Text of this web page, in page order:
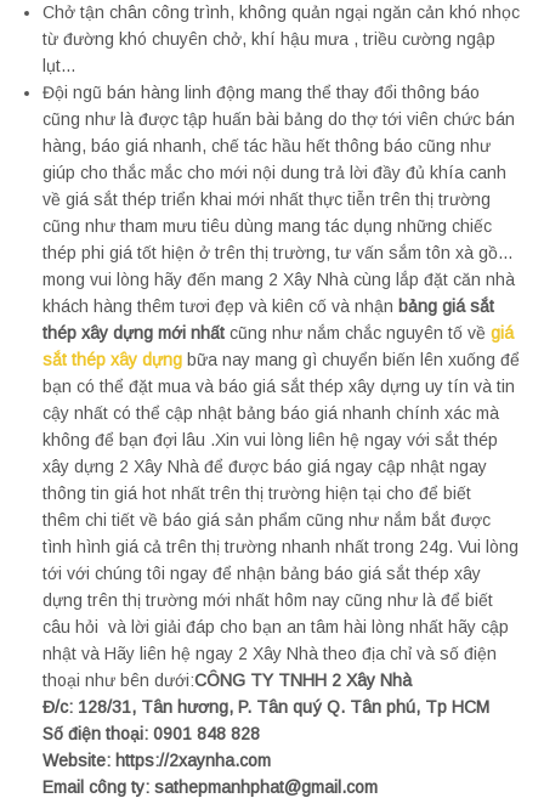
Chở tận chân công trình, không quản ngại ngăn cản khó nhọc
từ đường khó chuyên chở, khí hậu mưa , triều cường ngập
lụt…
Đội ngũ bán hàng linh động mang thể thay đổi thông báo
cũng như là được tập huấn bài bảng do thợ tới viên chức bán
hàng, báo giá nhanh, chế tác hầu hết thông báo cũng như
giúp cho thắc mắc cho mới nội dung trả lời đầy đủ khía canh
về giá sắt thép triển khai mới nhất thực tiễn trên thị trường
cũng như tham mưu tiêu dùng mang tác dụng những chiếc
thép phi giá tốt hiện ở trên thị trường, tư vấn sắm tôn xà gồ…
mong vui lòng hãy đến mang 2 Xây Nhà cùng lắp đặt căn nhà
khách hàng thêm tươi đẹp và kiên cố và nhận bảng giá sắt
thép xây dựng mới nhất cũng như nắm chắc nguyên tố về giá
sắt thép xây dựng bữa nay mang gì chuyển biến lên xuống để
bạn có thể đặt mua và báo giá sắt thép xây dựng uy tín và tin
cậy nhất có thể cập nhật bảng báo giá nhanh chính xác mà
không để bạn đợi lâu .Xin vui lòng liên hệ ngay với sắt thép
xây dựng 2 Xây Nhà để được báo giá ngay cập nhật ngay
thông tin giá hot nhất trên thị trường hiện tại cho để biết
thêm chi tiết về báo giá sản phẩm cũng như nắm bắt được
tình hình giá cả trên thị trường nhanh nhất trong 24g. Vui lòng
tới với chúng tôi ngay để nhận bảng báo giá sắt thép xây
dựng trên thị trường mới nhất hôm nay cũng như là để biết
câu hỏi và lời giải đáp cho bạn an tâm hài lòng nhất hãy cập
nhật và Hãy liên hệ ngay 2 Xây Nhà theo địa chỉ và số điện
thoại như bên dưới:CÔNG TY TNHH 2 Xây Nhà
Đ/c: 128/31, Tân hương, P. Tân quý Q. Tân phú, Tp HCM
Số điện thoại: 0901 848 828
Website: https://2xaynha.com
Email công ty: sathepmanhphat@gmail.com